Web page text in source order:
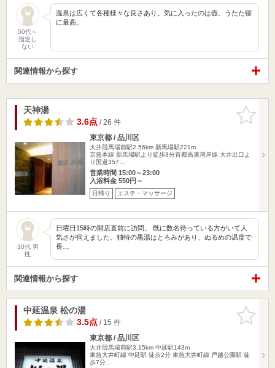
50代～
指定し
ない
温泉は広くて各種様々な良さあり。気に入ったのは壺。うたた寝
に最高。
関連情報から探す
お気に入
りに追加
天神湯
3.6点/ 26 件
東京都 / 品川区
大井競馬場前駅2.56km 新馬場駅221m
京急本線 新馬場駅より徒歩3分首都高速湾岸線 大井出口よ
り国道357…
営業時間 15:00～23:00
入浴料金 550円～
日帰り エステ・マッサージ
30代 男
性
日曜日15時の開店直前に訪問。 既に数名待っている方がいて人
気さが伺えました。独特の黒湯はとろみがあり、ぬるめの温度で
長…
関連情報から探す
お気に入
りに追加
中延温泉 松の湯
3.5点/ 15 件
東京都 / 品川区
大井競馬場前駅3.15km 中延駅143m
東急大井町線 中延駅 徒歩2分 東急大井町線 戸越公園駅 徒
歩7分…